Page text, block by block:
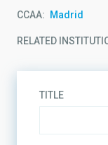
CCAA Madrid
RELATED
TITLE